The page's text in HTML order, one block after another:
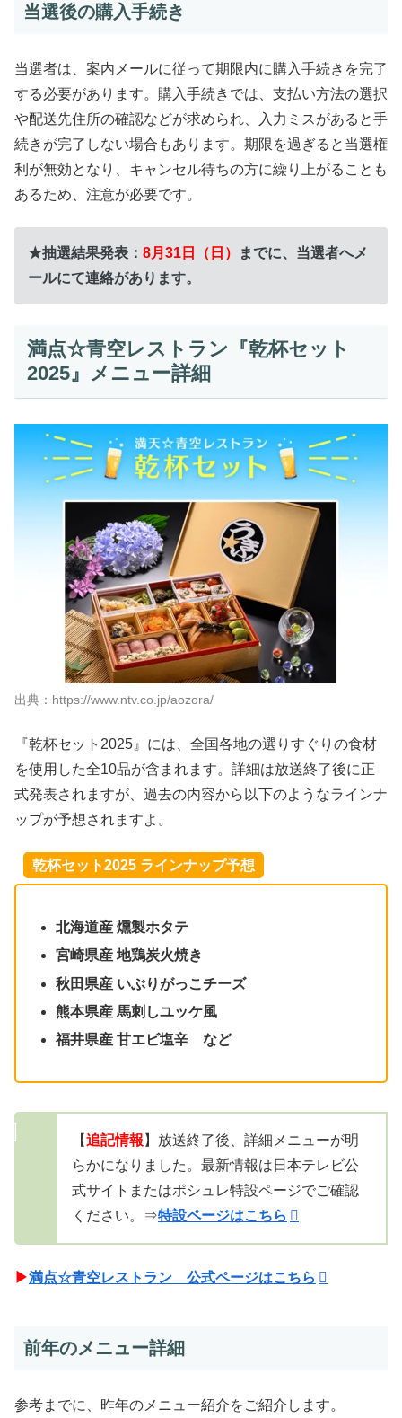
当選後の購入手続き
当選者は、案内メールに従って期限内に購入手続きを完了
する必要があります。購入手続きでは、支払い方法の選択
や配送先住所の確認などが求められ、入力ミスがあると手
続きが完了しない場合もあります。期限を過ぎると当選権
利が無効となり、キャンセル待ちの方に繰り上がることも
あるため、注意が必要です。
★抽選結果発表： 8月31日（日） までに、 当選者へメ
ールにて連絡があります。
満点☆青空レストラン『乾杯セット
2025』メニュー詳細
出典：https://www.ntv.co.jp/aozora/
『乾杯セット2025』には、全国各地の選りすぐりの食材
を使用した全10品が含まれます。詳細は放送終了後に正
式発表されますが、過去の内容から以下のようなラインナ
ップが予想されますよ。
乾杯セット2025 ラインナップ予想
北海道産 燻製ホタテ
宮崎県産 地鶏炭火焼き
秋田県産 いぶりがっこチーズ
熊本県産 馬刺しユッケ風
福井県産 甘エビ塩辛 など
【追記情報 】放送終了後、詳細メニューが明
らかになりました。最新情報は日本テレビ公
式サイトまたはポシュレ特設ページでご確認
ください。⇒特設ページはこちら
▶満点☆青空レストラン 公式ページはこちら
前年のメニュー詳細
参考までに、昨年のメニュー紹介をご紹介します。